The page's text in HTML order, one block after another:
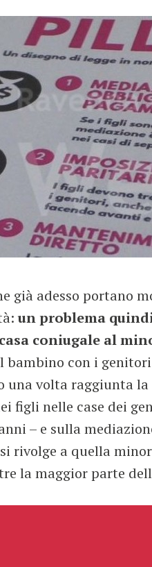
già adesso portano
un problema
coniugale al
bambino con i
una volta raggiunta la
figli nelle case dei
– e sulla
rivolge a quella
la maggior parte